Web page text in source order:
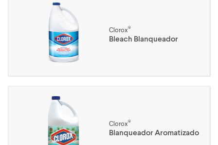
Clorox®
Bleach Blanqueador
Clorox®
Blanqueador Aromatizado